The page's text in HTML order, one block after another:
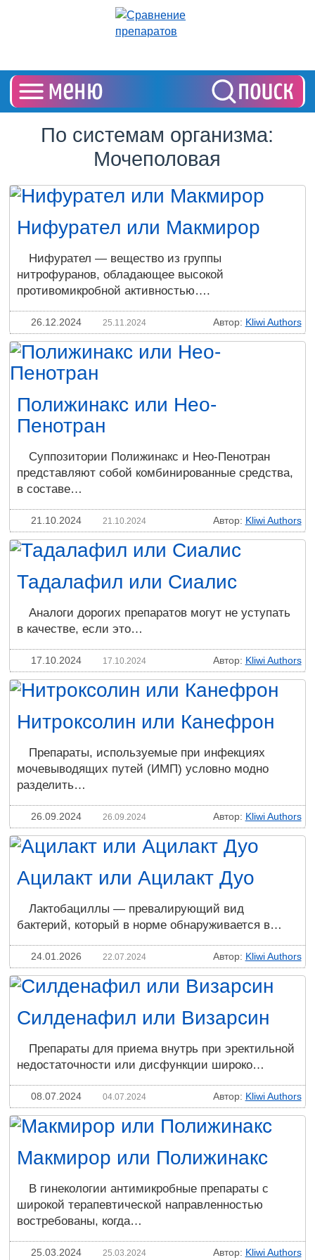
По системам организма:
Мочеполовая
Нифурател или Макмирор
Нифурател — вещество из группы
нитрофуранов, обладающее высокой
противомикробной активностью….
26.12.2024 25.11.2024 Автор: Kliwi Authors
Полижинакс или Нео-
Пенотран
Суппозитории Полижинакс и Нео-Пенотран
представляют собой комбинированные средства,
в составе…
21.10.2024 21.10.2024 Автор: Kliwi Authors
Тадалафил или Сиалис
Аналоги дорогих препаратов могут не уступать
в качестве, если это…
17.10.2024 17.10.2024 Автор: Kliwi Authors
Нитроксолин или Канефрон
Препараты, используемые при инфекциях
мочевыводящих путей (ИМП) условно модно
разделить…
26.09.2024 26.09.2024 Автор: Kliwi Authors
Ацилакт или Ацилакт Дуо
Лактобациллы — превалирующий вид
бактерий, который в норме обнаруживается в…
24.01.2026 22.07.2024 Автор: Kliwi Authors
Силденафил или Визарсин
Препараты для приема внутрь при эректильной
недостаточности или дисфункции широко…
08.07.2024 04.07.2024 Автор: Kliwi Authors
Макмирор или Полижинакс
В гинекологии антимикробные препараты с
широкой терапевтической направленностью
востребованы, когда…
25.03.2024 25.03.2024 Автор: Kliwi Authors